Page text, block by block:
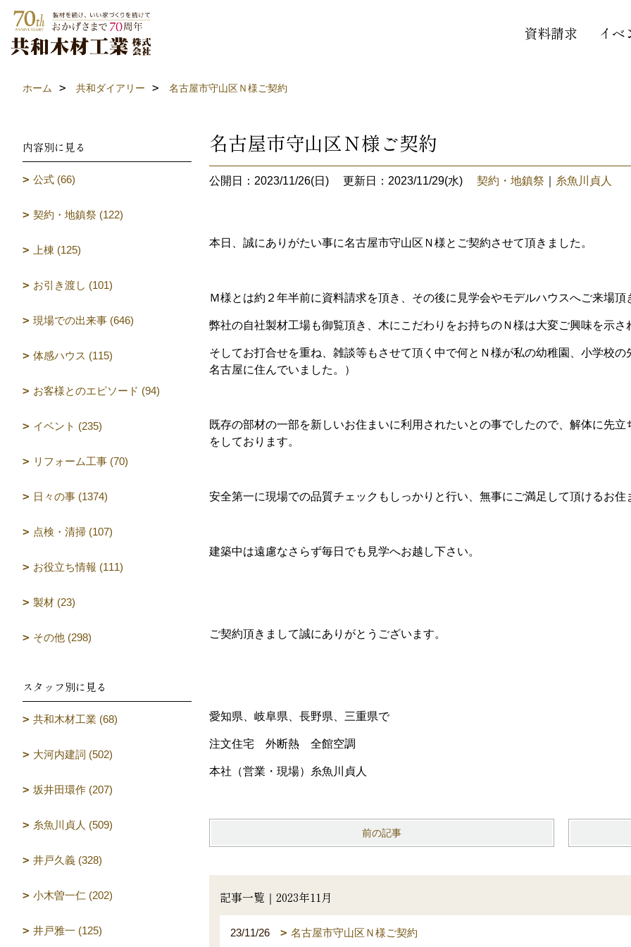
資料請求 イベ
ホーム 共和ダイアリー 名古屋市守山区Ｎ様ご契約
名古屋市守山区Ｎ様ご契約
公開日：2023/11/26(日) 更新日：2023/11/29(水) 契約・地鎮祭 糸魚川貞人
本日、誠にありがたい事に名古屋市守山区Ｎ様とご契約させて頂きました。
Ｍ様とは約２年半前に資料請求を頂き、その後に見学会やモデルハウスへご来場頂
弊社の自社製材工場も御覧頂き、木にこだわりをお持ちのＮ様は大変ご興味を示
そしてお打合せを重ね、雑談等もさせて頂く中で何とＮ様が私の幼稚園、小学校
名古屋に住んでいました。）
既存の部材の一部を新しいお住まいに利用されたいとの事でしたので、解体に先
をしております。
安全第一に現場での品質チェックもしっかりと行い、無事にご満足して頂けるお
建築中は遠慮なさらず毎日でも見学へお越し下さい。
ご契約頂きまして誠にありがとうございます。
愛知県、岐阜県、長野県、三重県で
注文住宅 外断熱 全館空調
本社（営業・現場）糸魚川貞人
前の記事
記事一覧｜2023年11月
23/11/26 名古屋市守山区Ｎ様ご契約
内容別に見る
公式 (66)
契約・地鎮祭 (122)
上棟 (125)
お引き渡し (101)
現場での出来事 (646)
体感ハウス (115)
お客様とのエピソード (94)
イベント (235)
リフォーム工事 (70)
日々の事 (1374)
点検・清掃 (107)
お役立ち情報 (111)
製材 (23)
その他 (298)
スタッフ別に見る
共和木材工業 (68)
大河内建詞 (502)
坂井田環作 (207)
糸魚川貞人 (509)
井戸久義 (328)
小木曽一仁 (202)
井戸雅一 (125)